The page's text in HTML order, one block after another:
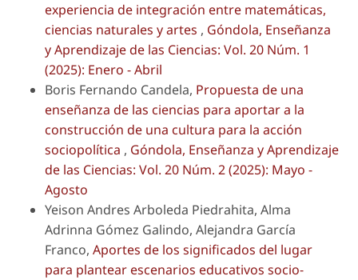
experiencia de integración entre matemáticas,
ciencias naturales y artes , Góndola, Enseñanza
y Aprendizaje de las Ciencias: Vol. 20 Núm. 1
(2025): Enero - Abril
Boris Fernando Candela, Propuesta de una
enseñanza de las ciencias para aportar a la
construcción de una cultura para la acción
sociopolítica , Góndola, Enseñanza y Aprendizaje
de las Ciencias: Vol. 20 Núm. 2 (2025): Mayo -
Agosto
Yeison Andres Arboleda Piedrahita, Alma
Adrinna Gómez Galindo, Alejandra García
Franco, Aportes de los significados del lugar
para plantear escenarios educativos socio-